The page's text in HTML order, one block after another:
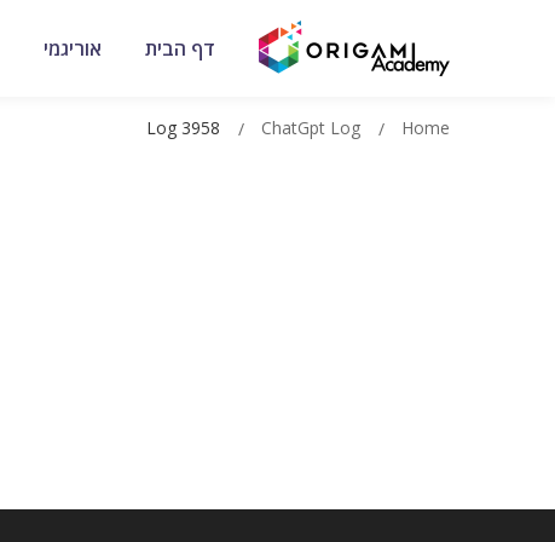
דף הבית אוריגמי
Home
ChatGpt Log
Log 3958